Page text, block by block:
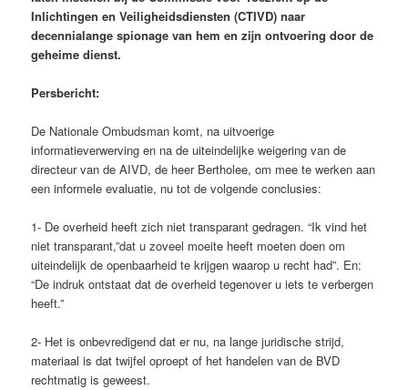
Inlichtingen en Veiligheidsdiensten (CTIVD) naar
decennialange spionage van hem en zijn ontvoering door de
geheime dienst.
Persbericht:
De Nationale Ombudsman komt, na uitvoerige
informatieverwerving en na de uiteindelijke weigering van de
directeur van de AIVD, de heer Bertholee, om mee te werken aan
een informele evaluatie, nu tot de volgende conclusies:
1- De overheid heeft zich niet transparant gedragen. “Ik vind het
niet transparant,”dat u zoveel moeite heeft moeten doen om
uiteindelijk de openbaarheid te krijgen waarop u recht had”. En:
“De indruk ontstaat dat de overheid tegenover u iets te verbergen
heeft.”
2- Het is onbevredigend dat er nu, na lange juridische strijd,
materiaal is dat twijfel oproept of het handelen van de BVD
rechtmatig is geweest.